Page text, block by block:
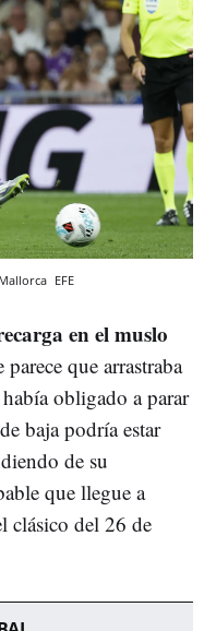
EFE
en el muslo
que arrastraba
obligado a parar
baja podría estar
de su
que llegue a
clásico del 26 de